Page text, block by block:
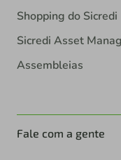
Shopping do Sicredi
Sicredi Asset
Assembleias
Fale com a gente